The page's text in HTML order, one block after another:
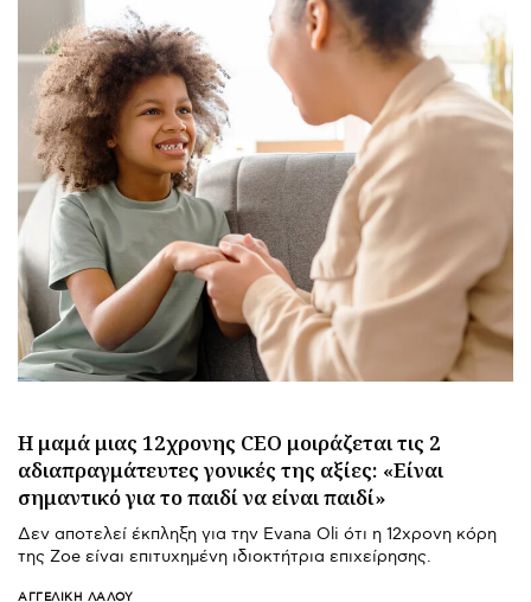
Η μαμά μιας 12χρονης CEO μοιράζεται τις 2
αδιαπραγμάτευτες γονικές της αξίες: «Είναι
σημαντικό για το παιδί να είναι παιδί»
Δεν αποτελεί έκπληξη για την Evana Oli ότι η 12χρονη κόρη
της Zoe είναι επιτυχημένη ιδιοκτήτρια επιχείρησης.
ΑΓΓΕΛΙΚΉ ΛΆΛΟΥ